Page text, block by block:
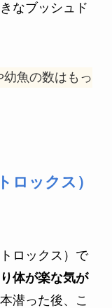
なブッシュド
魚の数はもっ
ロックス）
ロックス）で
体が楽な気が
潜った後、こ